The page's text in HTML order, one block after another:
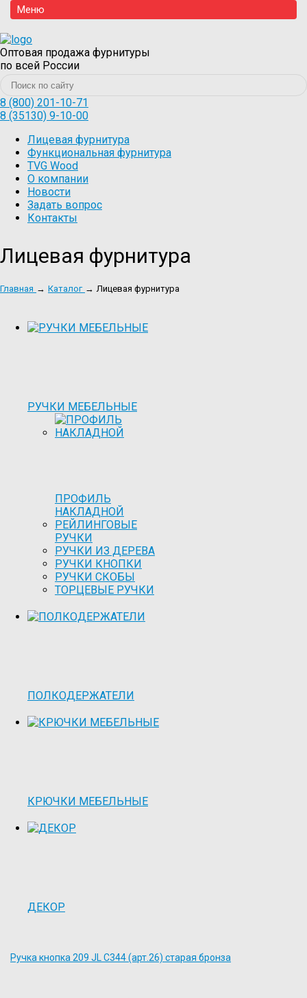
Меню
Оптовая продажа фурнитуры
по всей России
8 (800) 201-10-71
8 (35130) 9-10-00
Лицевая фурнитура
Функциональная фурнитура
TVG Wood
О компании
Новости
Задать вопрос
Контакты
Лицевая фурнитура
Главная → Каталог → Лицевая фурнитура
РУЧКИ МЕБЕЛЬНЫЕ
ПРОФИЛЬ
НАКЛАДНОЙ
РЕЙЛИНГОВЫЕ
РУЧКИ
РУЧКИ ИЗ ДЕРЕВА
РУЧКИ КНОПКИ
РУЧКИ СКОБЫ
ТОРЦЕВЫЕ РУЧКИ
ПОЛКОДЕРЖАТЕЛИ
КРЮЧКИ МЕБЕЛЬНЫЕ
ДЕКОР
Ручка кнопка 209 JL С344 (арт.26) старая бронза